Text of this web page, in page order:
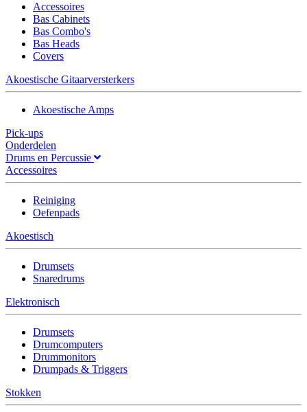
Accessoires
Bas Cabinets
Bas Combo's
Bas Heads
Covers
Akoestische Gitaarversterkers
Akoestische Amps
Pick-ups
Onderdelen
Drums en Percussie
Accessoires
Reiniging
Oefenpads
Akoestisch
Drumsets
Snaredrums
Elektronisch
Drumsets
Drumcomputers
Drummonitors
Drumpads & Triggers
Stokken